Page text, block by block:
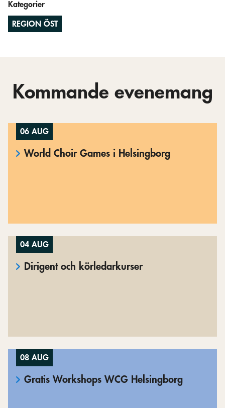
Kategorier
REGION ÖST
Kommande evenemang
06 AUG
World Choir Games i Helsingborg
04 AUG
Dirigent och körledarkurser
08 AUG
Gratis Workshops WCG Helsingborg